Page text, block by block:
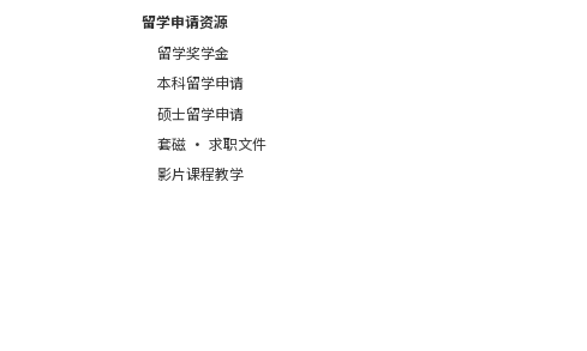
留学申请资源
留学奖学金
本科留学申请
硕士留学申请
套磁 · 求职文件
影片课程教学